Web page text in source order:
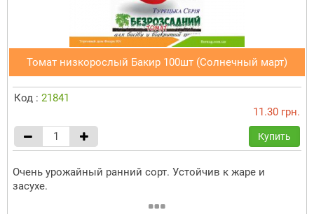
Томат низкорослый Бакир 100шт (Солнечный март)
Код : 21841
11.30 грн.
Купить
Очень урожайный ранний сорт. Устойчив к жаре и
засухе.